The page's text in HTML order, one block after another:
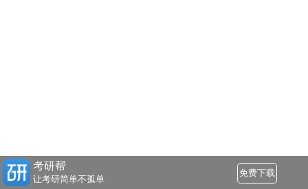
考研帮
让考研简单不孤单
免费下载